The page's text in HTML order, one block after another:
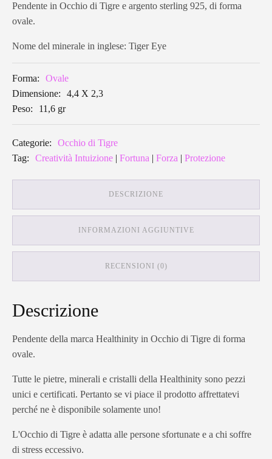
ovale
quantità
Pendente in Occhio di Tigre e argento sterling 925, di forma
ovale.
Nome del minerale in inglese: Tiger Eye
Forma:
Ovale
Dimensione:
4,4 X 2,3
Peso:
11,6 gr
Categorie:
Occhio di Tigre
Tag:
Creatività Intuizione Fortuna Forza Protezione
DESCRIZIONE
INFORMAZIONI AGGIUNTIVE
RECENSIONI (0)
Descrizione
Pendente della marca Healthinity in Occhio di Tigre di forma
ovale.
Tutte le pietre, minerali e cristalli della Healthinity sono pezzi
unici e certificati. Pertanto se vi piace il prodotto affrettatevi
perché ne è disponibile solamente uno!
L'Occhio di Tigre è adatta alle persone sfortunate e a chi soffre
di stress eccessivo.